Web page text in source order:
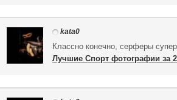
kata0
Классно конечно, серферы супер
Лучшие Спорт фотографии за